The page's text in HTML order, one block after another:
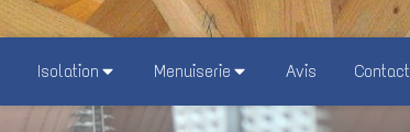
Isolation Menuiserie Avis Contact